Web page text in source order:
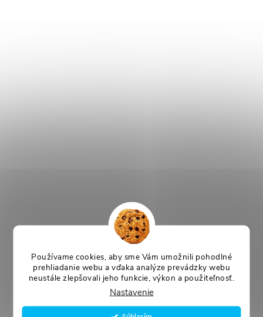
Používame cookies, aby sme Vám umožnili pohodlné
prehliadanie webu a vďaka analýze prevádzky webu
neustále zlepšovali jeho funkcie, výkon a použiteľnosť.
Nastavenie